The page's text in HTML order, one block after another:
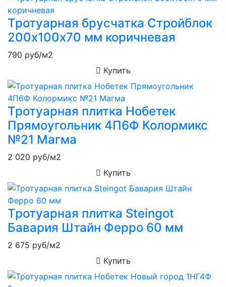
Тротуарная брусчатка Стройблок
200х100х70 мм коричневая
790 руб/м2
Купить
Тротуарная плитка Нобетек
Прямоугольник 4П6Ф Колормикс
№21 Магма
2 020 руб/м2
Купить
Тротуарная плитка Steingot
Бавария Штайн Ферро 60 мм
2 675 руб/м2
Купить